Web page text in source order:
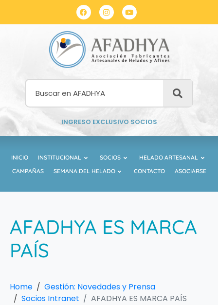
INGRESO EXCLUSIVO SOCIOS
INICIO INSTITUCIONAL SOCIOS
HELADO ARTESANAL
CAMPAÑAS
SEMANA DEL HELADO CONTACTO ASOCIARSE
AFADHYA ES MARCA
PAÍS
Home
Gestión: Novedades y Prensa
Socios Intranet
AFADHYA ES MARCA PAÍS